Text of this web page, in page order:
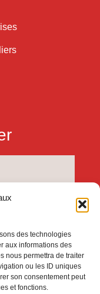
des technologies
aux informations des
nous permettra de traiter
ou les ID uniques
son consentement peut
et fonctions.